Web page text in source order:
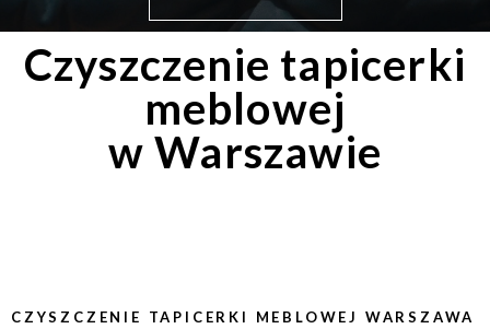
Czyszczenie tapicerki
meblowej
w Warszawie
CZYSZCZENIE TAPICERKI MEBLOWEJ WARSZAWA